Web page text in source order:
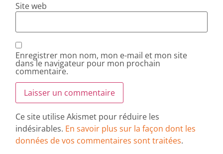
Site web
Enregistrer mon nom, mon e-mail et mon site
dans le navigateur pour mon prochain
commentaire.
Ce site utilise Akismet pour réduire les
indésirables. En savoir plus sur la façon dont les
données de vos commentaires sont traitées.